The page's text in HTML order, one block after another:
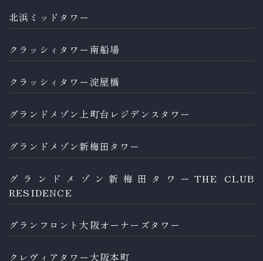
北浜ミッドタワー
クラッシィタワー南船場
クラッシィタワー淀屋橋
グランドメゾン上町台レジデンスタワー
グランドメゾン新梅田タワー
グランドメゾン新梅田タワーTHE CLUB
RESIDENCE
グランフロント大阪オーナーズタワー
クレヴィアタワー大阪本町